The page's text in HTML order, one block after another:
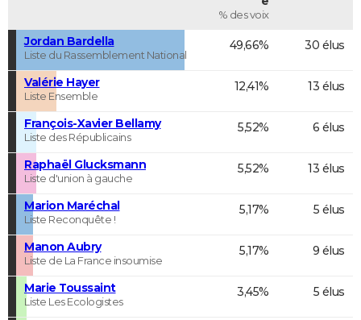
% des voix
Jordan Bardella
Liste du Rassemblement National
49,66% 30 élus
Valérie Hayer
Liste Ensemble
12,41% 13 élus
François-Xavier Bellamy
Liste des Républicains
5,52% 6 élus
Raphaël Glucksmann
Liste d'union à gauche
5,52% 13 élus
Marion Maréchal
Liste Reconquête !
5,17% 5 élus
Manon Aubry
Liste de La France insoumise
5,17% 9 élus
Marie Toussaint
Liste Les Ecologistes
3,45% 5 élus